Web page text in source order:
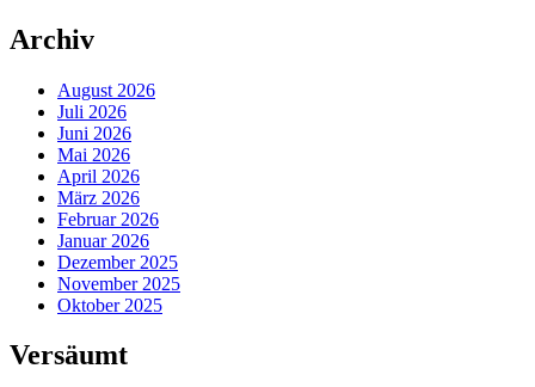
Archiv
August 2026
Juli 2026
Juni 2026
Mai 2026
April 2026
März 2026
Februar 2026
Januar 2026
Dezember 2025
November 2025
Oktober 2025
Versäumt